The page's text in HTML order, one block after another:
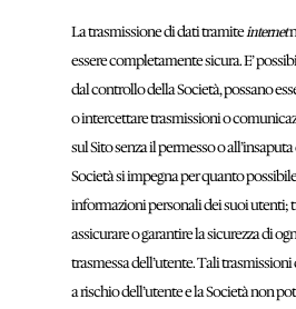
La trasmissione di dati tramiteinternet
essere completamente sicura. E’
dal controllo della Società, possano
o intercettare trasmissioni o
sul Sito senza il permesso o
Società si impegna per quanto
informazioni personali dei suoi utenti;
assicurare o garantire la sicurezza di
trasmessa dell’utente. Tali
a rischio dell’utente e la Società non